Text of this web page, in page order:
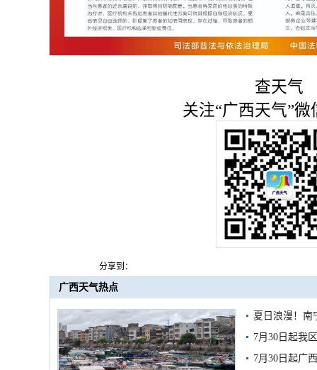
查天气
关注“广西天气”微
分享到：
广西天气热点
夏日浪漫！南
7月30日起我
7月30日起广